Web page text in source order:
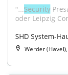
"...Security
oder Leipzig
SHD System-
Werder